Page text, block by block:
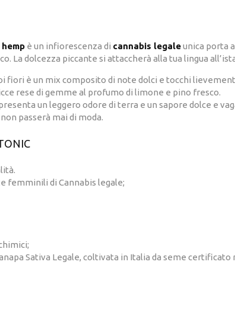
è un infiorescenza di cannabis legaleunica porta
La dolcezza piccante si attaccherà alla tua lingua
fiori è un mix composito di note dolci e tocchi
rese di gemme al profumo di limone e pino fresco.
un leggero odore di terra e un sapore dolce e
passerà mai di moda.
femminili di Cannabis legale;
Sativa Legale, coltivata in Italia da seme